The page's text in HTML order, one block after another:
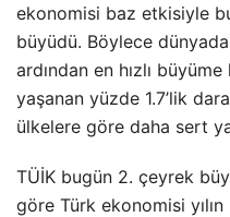
ekonomisi baz etkisiyle
büyüdü. Böylece
ardından en hızlı
yaşanan yüzde 1.7’lik
ülkelere göre daha sert
TÜİK bugün 2. çeyrek
göre Türk ekonomisi